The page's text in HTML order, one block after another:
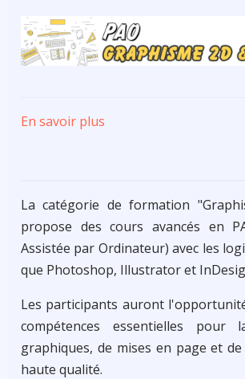
En savoir plus
La catégorie de formation
propose des cours avancés en
Assistée par Ordinateur) avec les
que Photoshop, Illustrator et
Les participants auront
compétences essentielles pour
graphiques, de mises en page et
haute qualité.